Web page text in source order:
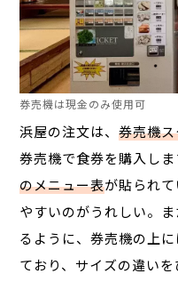
券売機は現金のみ使用可
浜屋の注文は、券売機
券売機で食券を購入し
のメニュー表が貼られ
やすいのがうれしい。
るように、券売機の上
ており、サイズの違いを